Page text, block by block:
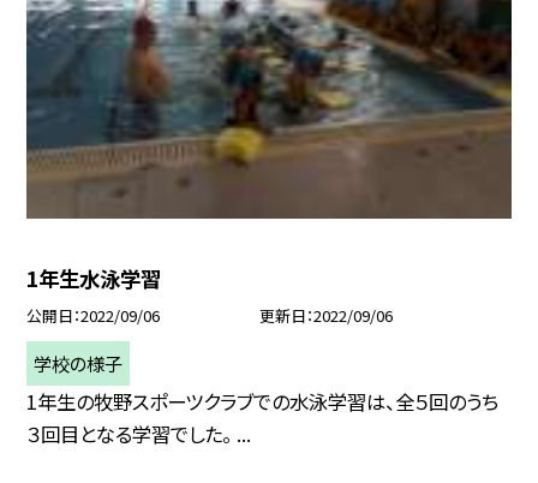
1年生水泳学習
公開日 2022/09/06 更新日 2022/09/06
学校の様子
1年生の牧野スポーツクラブでの水泳学習は、全５回のうち
３回目となる学習でした。 ...